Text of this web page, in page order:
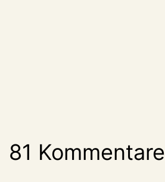
81 Kommentare